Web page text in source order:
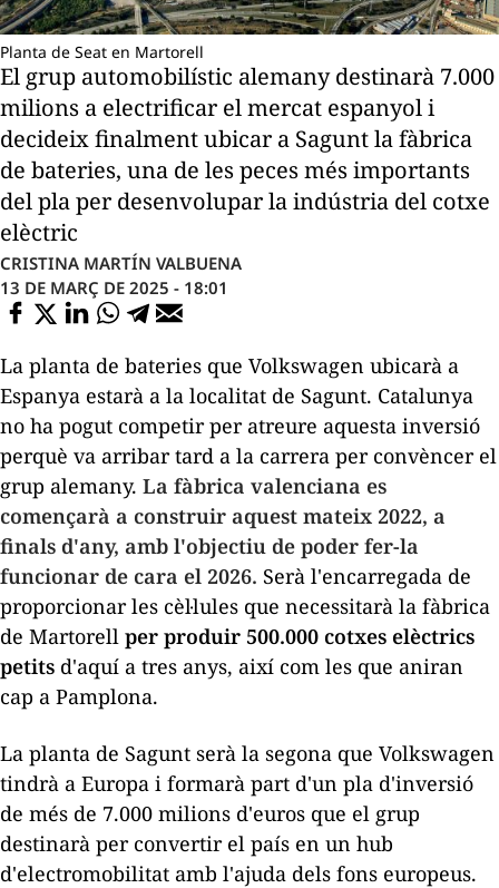
Planta de Seat en Martorell
El grup automobilístic alemany destinarà 7.000
milions a electrificar el mercat espanyol i
decideix finalment ubicar a Sagunt la fàbrica
de bateries, una de les peces més importants
del pla per desenvolupar la indústria del cotxe
elèctric
CRISTINA MARTÍN VALBUENA
13 DE MARÇ DE 2025 - 18:01
La planta de bateries que Volkswagen ubicarà a
Espanya estarà a la localitat de Sagunt. Catalunya
no ha pogut competir per atreure aquesta inversió
perquè va arribar tard a la carrera per convèncer el
grup alemany. La fàbrica valenciana es
començarà a construir aquest mateix 2022, a
finals d'any, amb l'objectiu de poder fer-la
funcionar de cara el 2026. Serà l'encarregada de
proporcionar les cèl·lules que necessitarà la fàbrica
de Martorell per produir 500.000 cotxes elèctrics
petits d'aquí a tres anys, així com les que aniran
cap a Pamplona.
La planta de Sagunt serà la segona que Volkswagen
tindrà a Europa i formarà part d'un pla d'inversió
de més de 7.000 milions d'euros que el grup
destinarà per convertir el país en un hub
d'electromobilitat amb l'ajuda dels fons europeus.